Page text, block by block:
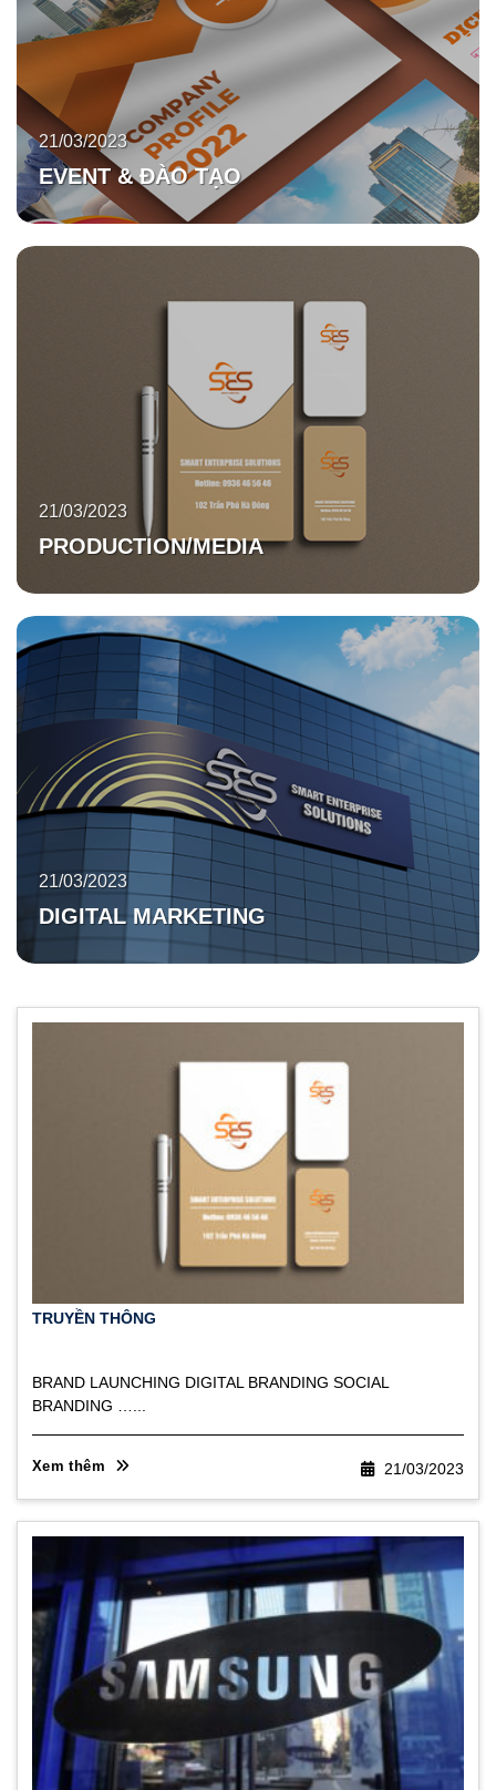
EVENT & ĐÀO TẠO
21/03/2023
PRODUCTION/MEDIA
21/03/2023
DIGITAL MARKETING
21/03/2023
TRUYỀN THÔNG
21/03/2023
BRAND LAUNCHING DIGITAL BRANDING SOCIAL
BRANDING …...
Xem thêm